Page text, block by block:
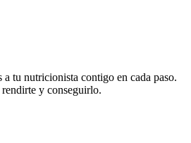
a tu nutricionista contigo en cada paso.
y conseguirlo.